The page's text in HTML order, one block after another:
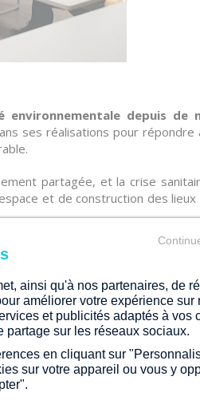
environnementale depuis de
ses réalisations pour répondre
partagée, et la crise
et de construction des lieux
ainsi qu'à nos partenaires, de
améliorer votre expérience sur
et publicités adaptés à vos
partage sur les réseaux sociaux.
en cliquant sur
sur votre appareil ou vous y